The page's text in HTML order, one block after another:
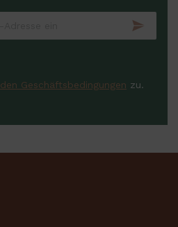
den Geschäftsbedingungen zu.